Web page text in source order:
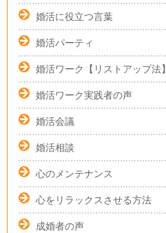
婚活に役立つ言葉
婚活パーティ
婚活ワーク【リストアップ法】
婚活ワーク実践者の声
婚活会議
婚活相談
心のメンテナンス
心をリラックスさせる方法
成婚者の声